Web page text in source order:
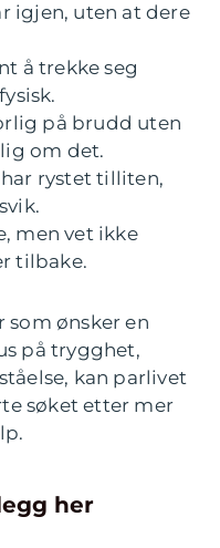
igjen, uten at dere
å trekke seg
på brudd uten
om det.
rystet tilliten,
men vet ikke
tilbake.
som ønsker en
på trygghet,
kan parlivet
søket etter mer
her